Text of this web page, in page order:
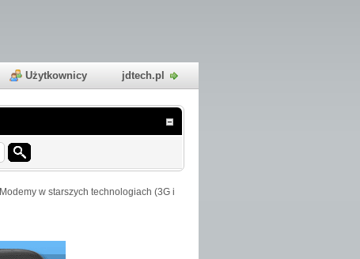
Użytkownicy jdtech.pl
Modemy w starszych technologiach (3G i